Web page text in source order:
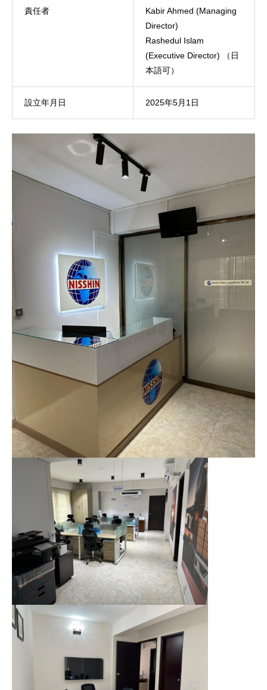
責任者
Kabir Ahmed (Managing
Director)
Rashedul Islam
(Executive Director) （日
本語可）
設立年月日 2025年5月1日